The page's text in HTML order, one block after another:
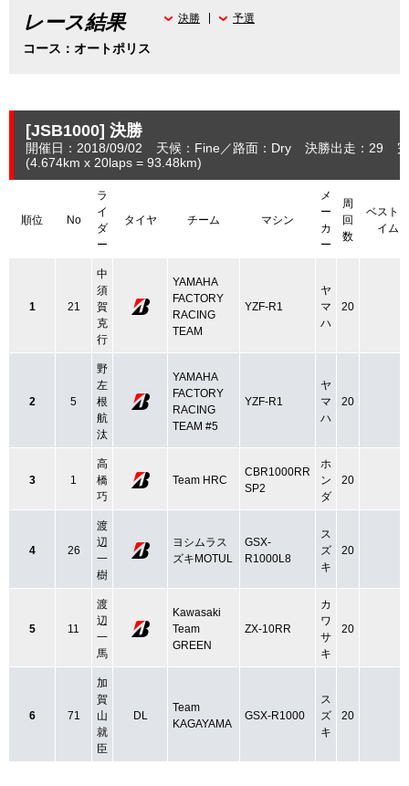
レース結果
コース：オートポリス
決勝 予選
[JSB1000] 決勝
開催日：2018/09/02 天候：Fine 路面：Dry 決勝出走：29
(4.674km x 20laps = 93.48km)
順位 No
ラ
イ
ダ
ー
タイヤ チーム マシン
メ
ー
カ
ー
周
回
数
ベストタ
イム
1 21
中
須
賀
克
行
YAMAHA
FACTORY
RACING
TEAM
YZF-R1
ヤ
マ
ハ
20
2 5
野
左
根
航
汰
YAMAHA
FACTORY
RACING
TEAM #5
YZF-R1
ヤ
マ
ハ
20
3 1
高
橋
巧
Team HRC
CBR1000RR
SP2
ホ
ン
ダ
20
4 26
渡
辺
一
樹
ヨシムラス
ズキMOTUL
GSX-
R1000L8
ス
ズ
キ
20
5 11
渡
辺
一
馬
Kawasaki
Team
GREEN
ZX-10RR
カ
ワ
サ
キ
20
6 71
加
賀
山
就
臣
DL
Team
KAGAYAMA
GSX-R1000
ス
ズ
キ
20